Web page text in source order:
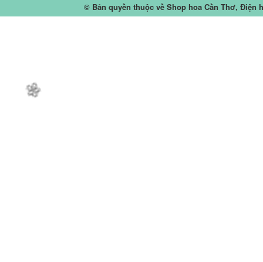
© Bản quyền thuộc về Shop hoa Cần Thơ, Điện